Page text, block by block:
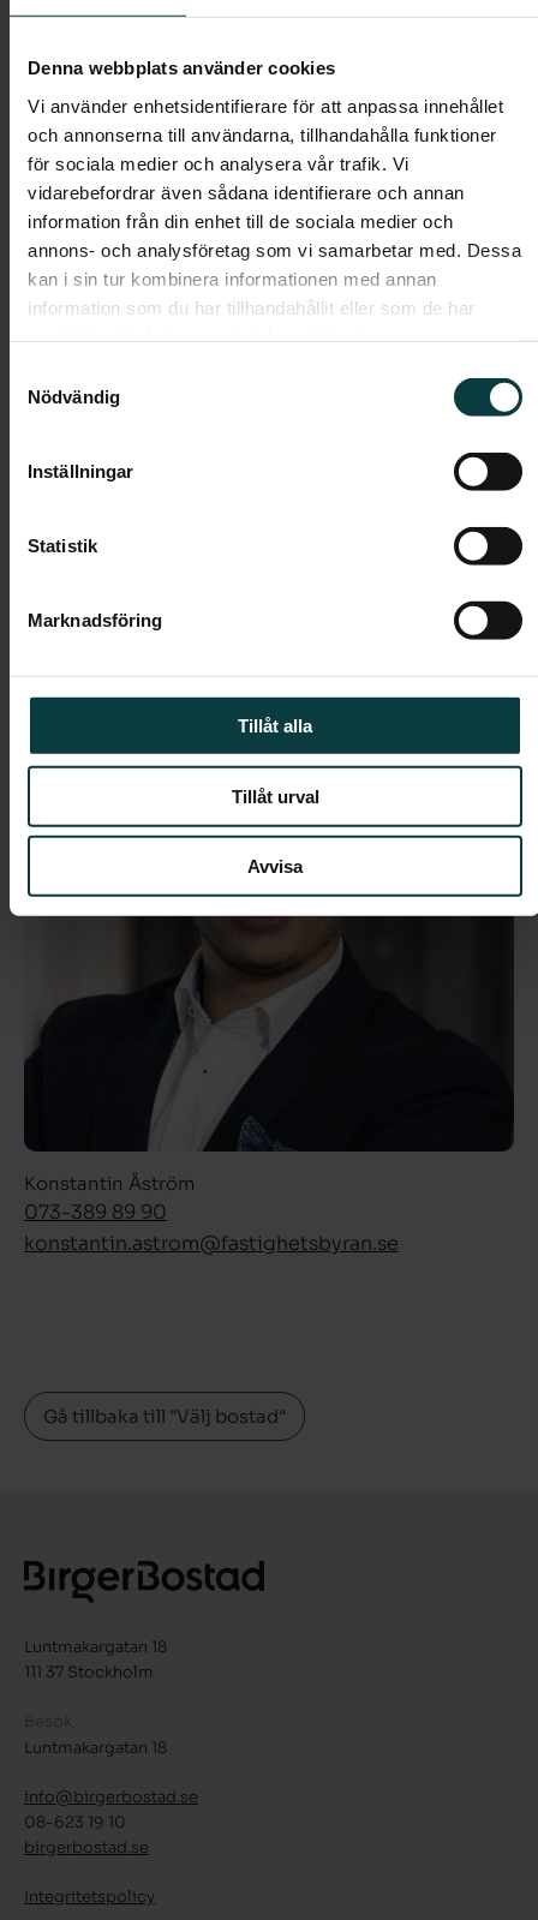
Denna webbplats använder cookies
Vi använder enhetsidentifierare för att anpassa innehållet
och annonserna till användarna, tillhandahålla funktioner
för sociala medier och analysera vår trafik. Vi
vidarebefordrar även sådana identifierare och annan
information från din enhet till de sociala medier och
annons- och analysföretag som vi samarbetar med. Dessa
kan i sin tur kombinera informationen med annan
information som du har tillhandahållit eller som de har
Nödvändig
Inställningar
Statistik
Marknadsföring
Tillåt alla
Tillåt urval
Avvisa
naturfärgat klinker och vita liggande kakelplattor på
Förvaring i form av garderober, städskåp och förråd
enligt planlösning.
Lägenheten har genomgående parkettgolv i
ljuspigmenterad ek, vitmålade väggar, fönsterbänkar i
natursten och vita släta innerdörrar.
Värme, vatten, bredband och telefoni ingår i
månadsavgiften.
Boendeform:
Boarea: 45 kvm
Konstantin Åström
073-389 89 90
konstantin.astrom­@fastighetsbyran.se
Gå tillbaka till "Välj bostad"
Luntmakargatan 18
111 37 Stockholm
Besök
Luntmakargatan 18
info@birgerbostad.se
08-623 19 10
birgerbostad.se
Integritetspolicy